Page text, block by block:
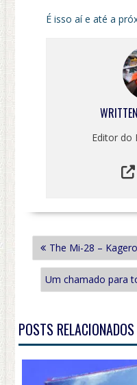
É isso aí e até a
Editor do
NAVEGAÇÃO
POST
The Mi-28 –
Um chamado para
POSTS RELACIONADOS